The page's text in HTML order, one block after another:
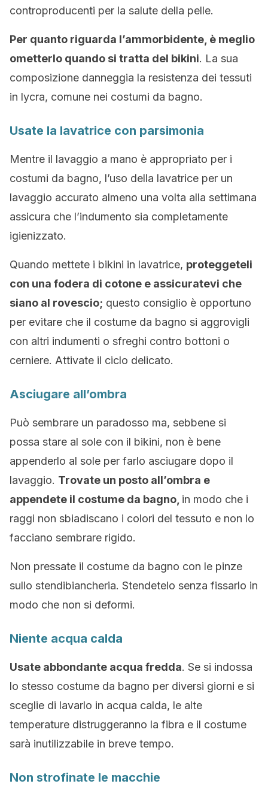
controproducenti per la salute della pelle.
Per quanto riguarda l’ammorbidente, è meglio
ometterlo quando si tratta del bikini. La sua
composizione danneggia la resistenza dei tessuti
in lycra, comune nei costumi da bagno.
Usate la lavatrice con parsimonia
Mentre il lavaggio a mano è appropriato per i
costumi da bagno, l’uso della lavatrice per un
lavaggio accurato almeno una volta alla settimana
assicura che l’indumento sia completamente
igienizzato.
Quando mettete i bikini in lavatrice, proteggeteli
con una fodera di cotone e assicuratevi che
siano al rovescio; questo consiglio è opportuno
per evitare che il costume da bagno si aggrovigli
con altri indumenti o sfreghi contro bottoni o
cerniere. Attivate il ciclo delicato.
Asciugare all’ombra
Può sembrare un paradosso ma, sebbene si
possa stare al sole con il bikini, non è bene
appenderlo al sole per farlo asciugare dopo il
lavaggio. Trovate un posto all’ombra e
appendete il costume da bagno, in modo che i
raggi non sbiadiscano i colori del tessuto e non lo
facciano sembrare rigido.
Non pressate il costume da bagno con le pinze
sullo stendibiancheria. Stendetelo senza fissarlo in
modo che non si deformi.
Niente acqua calda
Usate abbondante acqua fredda. Se si indossa
lo stesso costume da bagno per diversi giorni e si
sceglie di lavarlo in acqua calda, le alte
temperature distruggeranno la fibra e il costume
sarà inutilizzabile in breve tempo.
Non strofinate le macchie